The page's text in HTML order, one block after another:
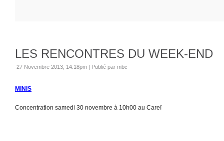
LES RENCONTRES DU WEEK-END
27 Novembre 2013, 14:18pm | Publié par mbc
MINIS
Concentration samedi 30 novembre à 10h00 au Careï